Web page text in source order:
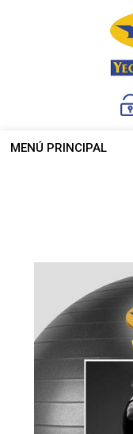
MENÚ PRINCIPAL